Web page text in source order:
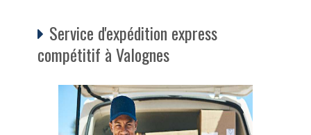
Service d'expédition express
compétitif à Valognes